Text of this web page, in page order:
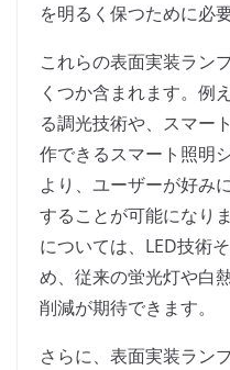
を明るく保つために必
これらの表面実装ラン
くつか含まれます。例
る調光技術や、スマー
作できるスマート照明
より、ユーザーが好み
することが可能になり
については、LED技術
め、従来の蛍光灯や白
削減が期待できます。
さらに、表面実装ラン